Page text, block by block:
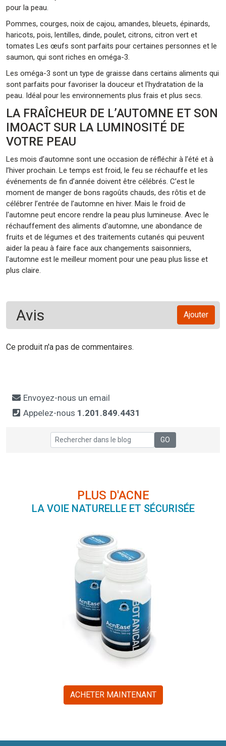
pour la peau.
Pommes, courges, noix de cajou, amandes, bleuets, épinards,
haricots, pois, lentilles, dinde, poulet, citrons, citron vert et
tomates Les œufs sont parfaits pour certaines personnes et le
saumon, qui sont riches en oméga-3.
Les oméga-3 sont un type de graisse dans certains aliments qui
sont parfaits pour favoriser la douceur et l'hydratation de la
peau. Idéal pour les environnements plus frais et plus secs.
LA FRAÎCHEUR DE L’AUTOMNE ET SON
IMOACT SUR LA LUMINOSITÉ DE
VOTRE PEAU
Les mois d’automne sont une occasion de réfléchir à l’été et à
l’hiver prochain. Le temps est froid, le feu se réchauffe et les
événements de fin d’année doivent être célébrés. C’est le
moment de manger de bons ragoûts chauds, des rôtis et de
célébrer l’entrée de l’automne en hiver. Mais le froid de
l'automne peut encore rendre la peau plus lumineuse. Avec le
réchauffement des aliments d'automne, une abondance de
fruits et de légumes et des traitements cutanés qui peuvent
aider la peau à faire face aux changements saisonniers,
l'automne est le meilleur moment pour une peau plus lisse et
plus claire.
Ajouter
Avis
Ce produit n'a pas de commentaires.
Envoyez-nous un email
Appelez-nous 1.201.849.4431
PLUS D'ACNE
LA VOIE NATURELLE ET SÉCURISÉE
ACHETER MAINTENANT